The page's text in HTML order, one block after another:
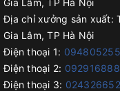
Địa chỉ xưởng sản xuất:
Gia Lâm, TP Hà Nội
Điện thoại 1:
Điện thoại 2:
Điện thoại 3: